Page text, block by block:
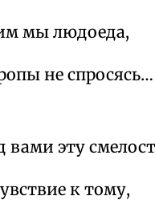
мы людоеда,
не спросясь…
вами эту
к тому,